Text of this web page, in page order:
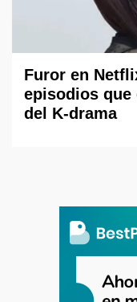
Furor en
episodios que
del K-drama